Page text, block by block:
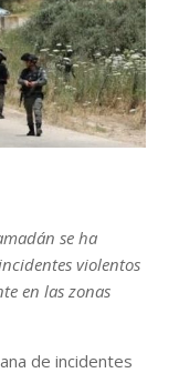
se ha
violentos
en las zonas
de incidentes